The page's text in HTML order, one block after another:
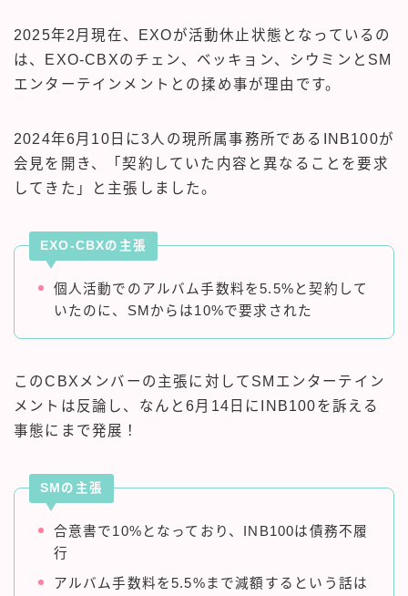
2025年2月現在、EXOが活動休止状態となっているの
は、EXO-CBXのチェン、ベッキョン、シウミンとSM
エンターテインメントとの揉め事が理由です。
2024年6月10日に3人の現所属事務所であるINB100が
会見を開き、「契約していた内容と異なることを要求
してきた」と主張しました。
EXO-CBXの主張
個人活動でのアルバム手数料を5.5%と契約して
いたのに、SMからは10%で要求された
このCBXメンバーの主張に対してSMエンターテイン
メントは反論し、なんと6月14日にINB100を訴える
事態にまで発展！
SMの主張
合意書で10%となっており、INB100は債務不履
行
アルバム手数料を5.5%まで減額するという話は